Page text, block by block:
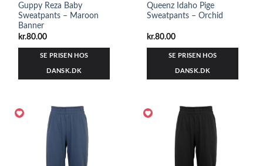
Guppy Reza Baby
Sweatpants – Maroon
Banner
kr.80.00
SE PRISEN HOS
DANSK.DK
Queenz Idaho Pige
Sweatpants – Orchid
kr.80.00
SE PRISEN HOS
DANSK.DK